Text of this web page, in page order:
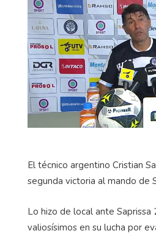
El técnico argentino Cristian
segunda victoria al mando de
Lo hizo de local ante Saprissa
valiosísimos en su lucha por